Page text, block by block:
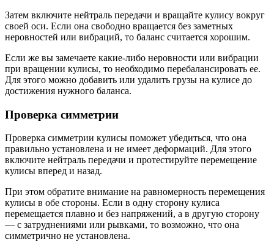
Затем включите нейтраль передачи и вращайте кулису вокруг
своей оси. Если она свободно вращается без заметных
неровностей или вибраций, то баланс считается хорошим.
Если же вы замечаете какие-либо неровности или вибрации
при вращении кулисы, то необходимо перебалансировать ее.
Для этого можно добавить или удалить грузы на кулисе до
достижения нужного баланса.
Проверка симметрии
Проверка симметрии кулисы поможет убедиться, что она
правильно установлена и не имеет деформаций. Для этого
включите нейтраль передачи и протестируйте перемещение
кулисы вперед и назад.
При этом обратите внимание на равномерность перемещения
кулисы в обе стороны. Если в одну сторону кулиса
перемещается плавно и без напряжений, а в другую сторону
— с затруднениями или рывками, то возможно, что она
симметрично не установлена.